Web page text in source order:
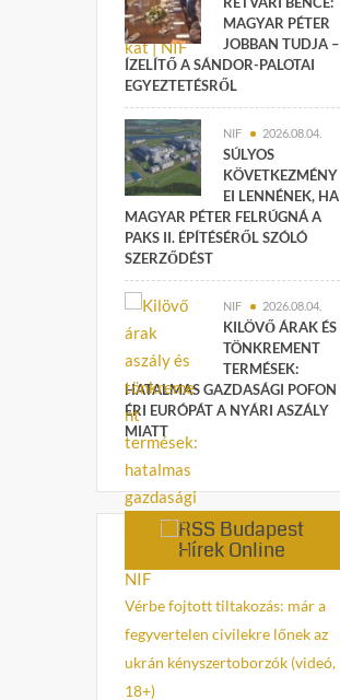
MAGYAR PÉTER
JOBBAN TUDJA –
ÍZELÍTŐ A SÁNDOR-PALOTAI
EGYEZTETÉSRŐL
NIF 2026.08.04.
SÚLYOS
KÖVETKEZMÉNY
EI LENNÉNEK, HA
MAGYAR PÉTER FELRÚGNÁ A
PAKS II. ÉPÍTÉSÉRŐL SZÓLÓ
SZERZŐDÉST
NIF 2026.08.04.
KILÖVŐ ÁRAK ÉS
TÖNKREMENT
TERMÉSEK:
HATALMAS GAZDASÁGI POFON
ÉRI EURÓPÁT A NYÁRI ASZÁLY
MIATT
Budapest
Hírek Online
Vérbe fojtott tiltakozás: már a
fegyvertelen civilekre lőnek az
ukrán kényszertoborzók (videó,
18+)